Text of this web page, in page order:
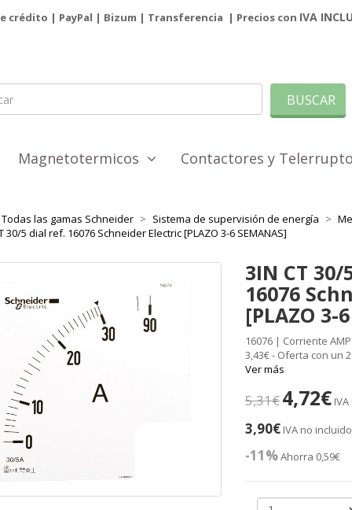
crédito | PayPal | Bizum | Transferencia | Precios con IVA
BUSCAR
Magnetotermicos Contactores y
Todas las gamas Schneider Sistema de supervisión de energía
30/5 dial ref. 16076 Schneider Electric [PLAZO 3-6 SEMANAS]
3IN CT
16076
[PLAZO 3-
16076 | Corriente
3,43€ - Oferta con un
Ver más
5,31€4,72€
3,90€ IVA no incluido
-11%Ahorra 0,59€